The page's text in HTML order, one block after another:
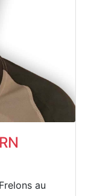
au